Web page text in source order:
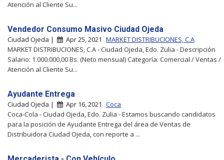
Atención al Cliente Su...
Vendedor Consumo Masivo Ciudad Ojeda
Ciudad Ojeda | Apr 25, 2021 MARKET DISTRIBUCIONES, C.A
MARKET DISTRIBUCIONES, C.A - Ciudad Ojeda, Edo. Zulia - Descripción
Salario: 1.000.000,00 Bs. (Neto mensual) Categoría: Comercial / Ventas /
Atención al Cliente Su...
Ayudante Entrega
Ciudad Ojeda | Apr 16, 2021 Coca
Coca-Cola - Ciudad Ojeda, Edo. Zulia - Estamos buscando candidatos
para la posición de Ayudante Entrega del área de Ventas de
Distribuidora Ciudad Ojeda, con reporte a ...